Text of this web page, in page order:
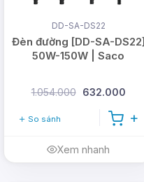
DD-SA-DS22
Đèn đường [DD-SA-DS22]
50W-150W | Saco
1.054.000 632.000
So sánh
Xem nhanh